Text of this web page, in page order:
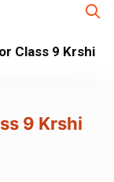
Class 9 Krshi
9 Krshi